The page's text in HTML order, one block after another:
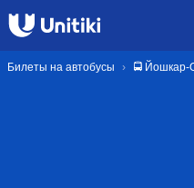
Билеты на автобусы 🚍 Йошкар-